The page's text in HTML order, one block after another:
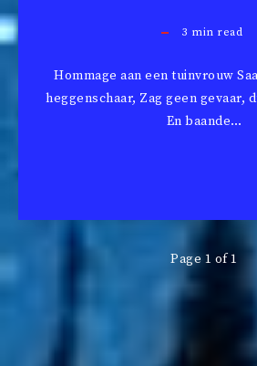
3 min read
Hommage aan een tuinvrouw
heggenschaar, Zag geen gevaar,
En baande…
Page 1 of 1